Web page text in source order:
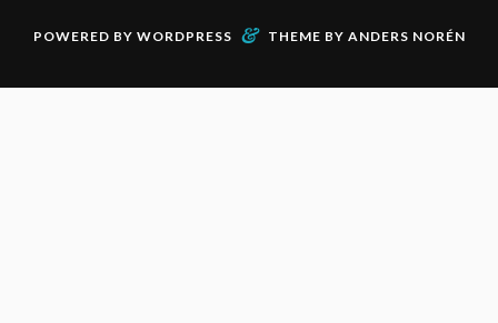
POWERED BY WORDPRESS & THEME BY ANDERS NORÉN